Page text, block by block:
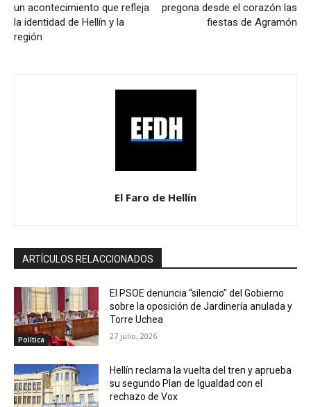
un acontecimiento que refleja
la identidad de Hellín y la
región
pregona desde el corazón las
fiestas de Agramón
El Faro de Hellín
ARTÍCULOS RELACCIONADOS
Política
El PSOE denuncia “silencio” del Gobierno
sobre la oposición de Jardinería anulada y
Torre Uchea
27 julio, 2026
Hellín reclama la vuelta del tren y aprueba
su segundo Plan de Igualdad con el
rechazo de Vox